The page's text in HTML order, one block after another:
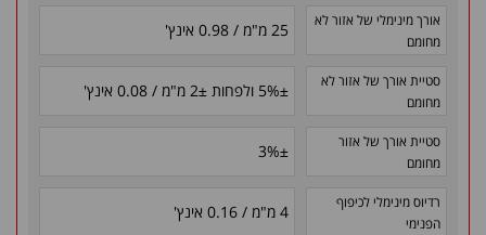
אורך מינימלי של אזור לא
מחומם
25 מ"מ / 0.98 אינץ'
סטיית אורך של אזור לא
מחומם
±5% ולפחות ±2 מ"מ / 0.08 אינץ'
סטיית אורך של אזור
מחומם
±
3%
רדיוס מינימלי לכיפוף
הפנימי
4 מ"מ / 0.16 אינץ'